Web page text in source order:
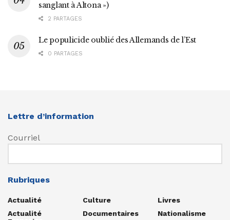
sanglant à Altona »)
2 PARTAGES
Le populicide oublié des Allemands de l’Est
0 PARTAGES
Lettre d’information
Courriel
Rubriques
Actualité
Actualité
Culture
Documentaires
Livres
Nationalisme